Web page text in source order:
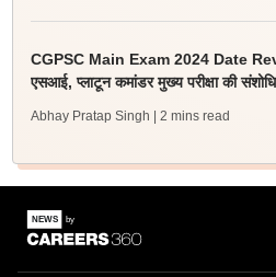
CGPSC Main Exam 2024 Date
एसआई, प्लाटून कमांडर मुख्य परीक्षा की
Abhay Pratap Singh | 2 mins read